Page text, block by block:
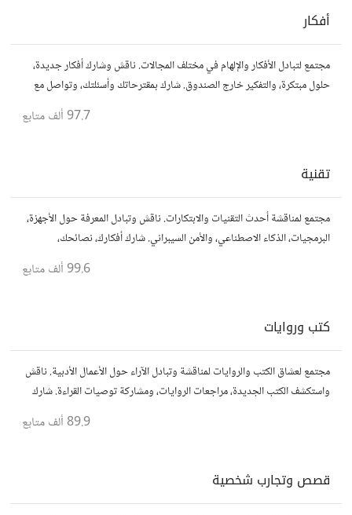
أفكار
مجتمع لتبادل الأفكار والإلهام في مختلف المجالات. ناقش وشارك أفكار جديدة،
حلول مبتكرة، والتفكير خارج الصندوق. شارك بمقترحاتك وأسئلتك، وتواصل مع
97.7 ألف متابع
تقنية
مجتمع لمناقشة أحدث التقنيات والابتكارات. ناقش وتبادل المعرفة حول الأجهزة،
البرمجيات، الذكاء الاصطناعي، والأمن السيبراني. شارك أفكارك، نصائحك،
99.6 ألف متابع
كتب وروايات
مجتمع لعشاق الكتب والروايات لمناقشة وتبادل الآراء حول الأعمال الأدبية. ناقش
واستكشف الكتب الجديدة، مراجعات الروايات، ومشاركة توصيات القراءة. شارك
89.9 ألف متابع
قصص وتجارب شخصية